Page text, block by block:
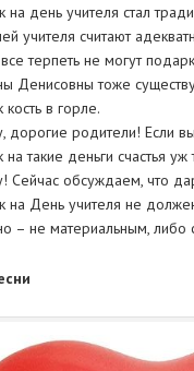
на день учителя стал
учителя считают
терпеть не могут
Денисовны тоже
кость в горле.
дорогие родители! Если
такие деньги счастья
Сейчас обсуждаем, что
на День учителя не
– не материальным,